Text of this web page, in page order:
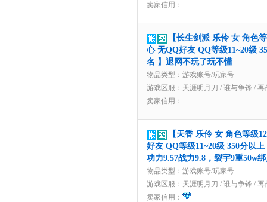
卖家信用：
【长生剑派 乐伶 女 角色
心 无QQ好友 QQ等级11~20级
名 】退网不玩了玩不懂
物品类型：游戏账号/玩家号
游戏区服： 天涯明月刀 / 谁与争锋 / 再
卖家信用：
【天香 乐伶 女 角色等级
好友 QQ等级11~20级 350分以
功力9.57战力9.8，裂宇9重50w绑
物品类型：游戏账号/玩家号
游戏区服： 天涯明月刀 / 谁与争锋 / 再
卖家信用：